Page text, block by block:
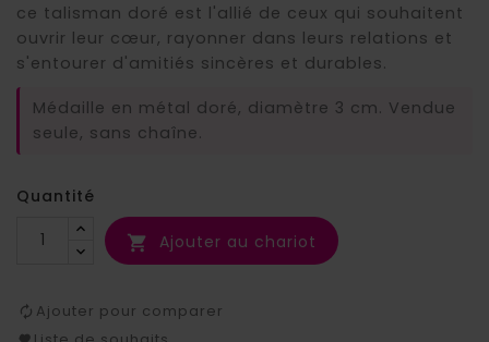
ce talisman doré est l'allié de ceux qui souhaitent
ouvrir leur cœur, rayonner dans leurs relations et
s'entourer d'amitiés sincères et durables.
Médaille en métal doré, diamètre 3 cm. Vendue
seule, sans chaîne.
Quantité
 Ajouter au chariot
Ajouter pour comparer